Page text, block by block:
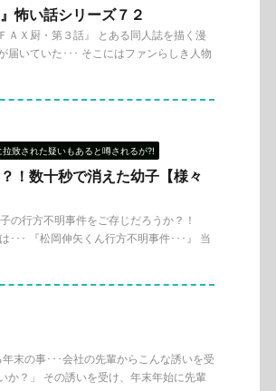
怖い話シリーズ７２
ＡＸ厨・第３話』 とある同人誌を描く漫
届いていた･･･ そこにはファンらしき人物
致された疑いもあると噂されるが?!
！数十秒で消えた幼子【様々
の行方不明事件をご存じだろうか？！
･･･ 『松岡伸矢くん行方不明事件･･･』 当
末の事･･･会社の先輩からこんな誘いを受
か？」 その誘いを受け、年末年始に先輩